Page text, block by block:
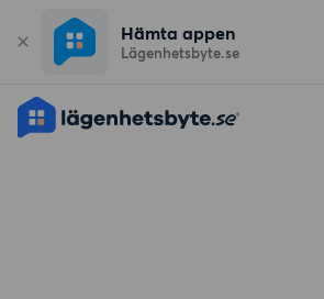
Hämta appen
Lägenhetsbyte.se